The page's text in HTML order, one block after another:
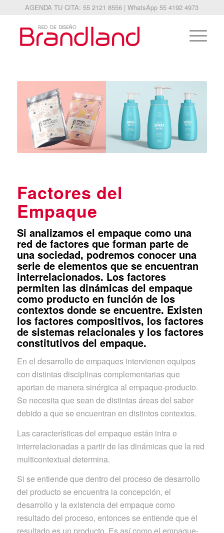
AGENDA TU CITA: 55 2121 8556 | WhatsApp 55 4192 4973
Factores del
Empaque
Si analizamos el empaque como una
red de factores que forman parte de
una sociedad, podremos conocer una
serie de elementos que se encuentran
interrelacionados. Los factores
permiten las dinámicas del empaque
como producto en función de los
contextos donde se encuentre. Existen
los factores compositivos, los factores
de sistemas relacionales y los factores
constitutivos del empaque.
En el desarrollo de empaques intervienen equipos
con distintas disciplinas complementarias que
aportan de manera sinérgica al empaque-producto.
Se necesita que sean de distintas áreas del saber
debido a que se encuentran en distintos contextos.
Las características del empaque están intra e
interrelacionadas a partir de las dinámicas que la red
multicontextual determina.
Si se entiende que dentro del proceso de desarrollo
del producto se encuentra la concepción, el
desarrollo y la existencia del empaque como
resultado del proceso, entonces se entiende que el